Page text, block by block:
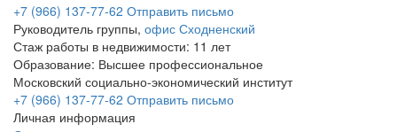
+7 (966) 137-77-62 Отправить письмо
Руководитель группы, офис Сходненский
Стаж работы в недвижимости: 11 лет
Образование: Высшее профессиональное
Московский социально-экономический институт
+7 (966) 137-77-62 Отправить письмо
Личная информация